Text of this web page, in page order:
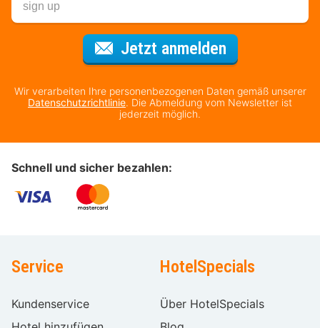
Jetzt anmeldenFür den
Wir verarbeiten Ihre personenbezogenen Daten gemäß unserer
Datenschutzrichtlinie. Die Abmeldung vom Newsletter ist
jederzeit möglich.
Schnell und sicher bezahlen:
Service
Kundenservice
HotelSpecials
Über HotelSpecials